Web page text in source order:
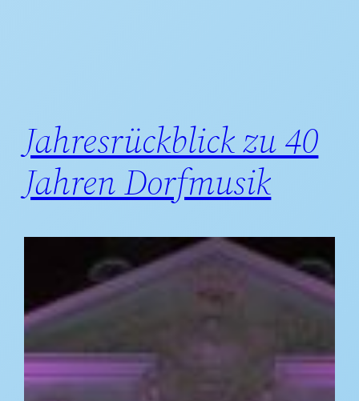
Jahresrückblick zu 40
Jahren Dorfmusik